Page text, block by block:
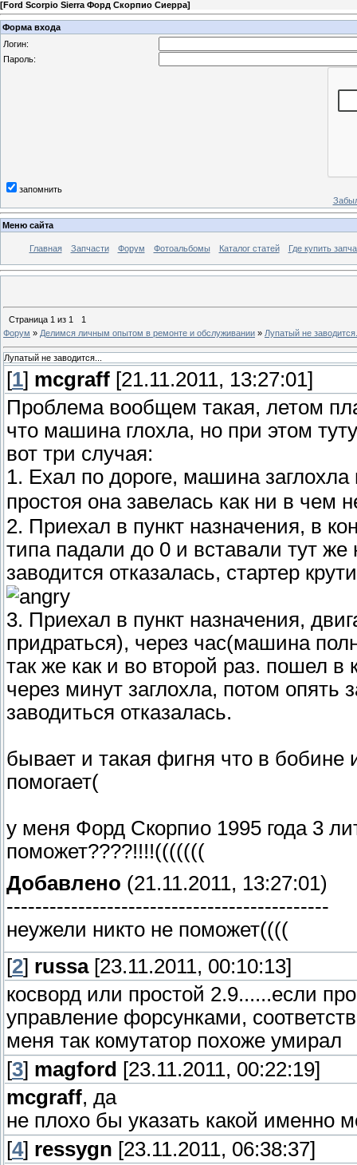
[Ford Scorpio Sierra Форд Скорпио Сиерра]
Форма входа
Логин:
Пароль:
запомнить
Меню сайта
Главная Запчасти Форум Фотоальбомы Каталог статей Где купить
Страница 1 из 1
1
Форум » Делимся личным опытом в ремонте и обслуживании » Лупатый не
Лупатый не заводится...
[1] mcgraff [21.11.2011, 13:27:01]
Проблема вообщем такая, летом
что машина глохла, но при этом
вот три случая:
1. Ехал по дороге, машина
простоя она завелась как ни в чем
2. Приехал в пункт назначения, в
типа падали до 0 и вставали тут
заводится отказалась, стартер
3. Приехал в пункт назначения,
придраться), через час(машина
так же как и во второй раз. пошел в
через минут заглохла, потом опять
заводиться отказалась.
бывает и такая фигня что в бобине
помогает(
у меня Форд Скорпио 1995 года 3
поможет????!!!!(((((((
Добавлено (21.11.2011, 13:27:01)
---------------------------------------------
неужели никто не поможет((((
[2] russa[23.11.2011, 00:10:13]
косворд или простой 2.9......если
управление форсунками,
меня так комутатор похоже умирал
[3] magford [23.11.2011, 00:22:19]
mcgraff, да
не плохо бы указать какой именно
[4] ressygn [23.11.2011, 06:38:37]